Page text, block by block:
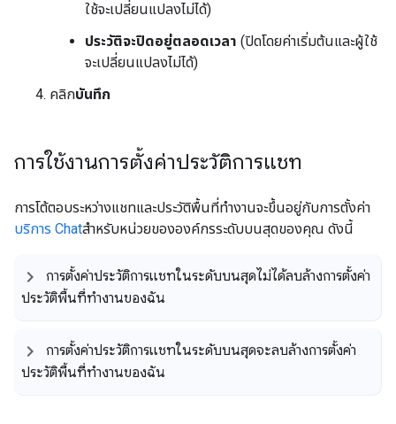
ใช้จะเปลี่ยนแปลงไม่ได้)
ประวัติจะปิดอยู่ตลอดเวลา (ปิดโดยค่าเริ่มต้นและผู้ใช้
จะเปลี่ยนแปลงไม่ได้)
คลิกบันทึก
การใช้งานการตั้งค่าประวัติการแชท
การโต้ตอบระหว่างแชทและประวัติพื้นที่ทำงานจะขึ้นอยู่กับการตั้งค่า
บริการ Chatสำหรับหน่วยขององค์กรระดับบนสุดของคุณ ดังนี้
การตั้งค่าประวัติการแชทในระดับบนสุดไม่ได้ลบล้างการตั้งค่า
ประวัติพื้นที่ทำงานของฉัน
การตั้งค่าประวัติการแชทในระดับบนสุดจะลบล้างการตั้งค่า
ประวัติพื้นที่ทำงานของฉัน